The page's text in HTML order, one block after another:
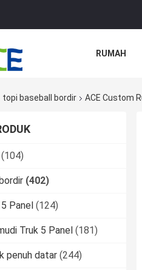
RUMAH
topi baseball bordir ACE Custom
(104)
(402)
Panel (124)
Truk 5 Panel (181)
penuh datar (244)